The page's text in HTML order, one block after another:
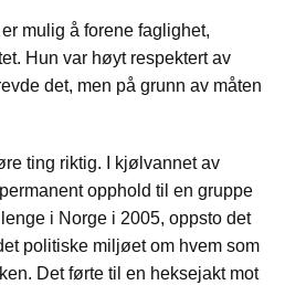
mulig å forene faglighet,
Hun var høyt respektert av
det, men på grunn av måten
ting riktig. I kjølvannet av
opphold til en gruppe
i Norge i 2005, oppsto det
politiske miljøet om hvem som
Det førte til en heksejakt mot